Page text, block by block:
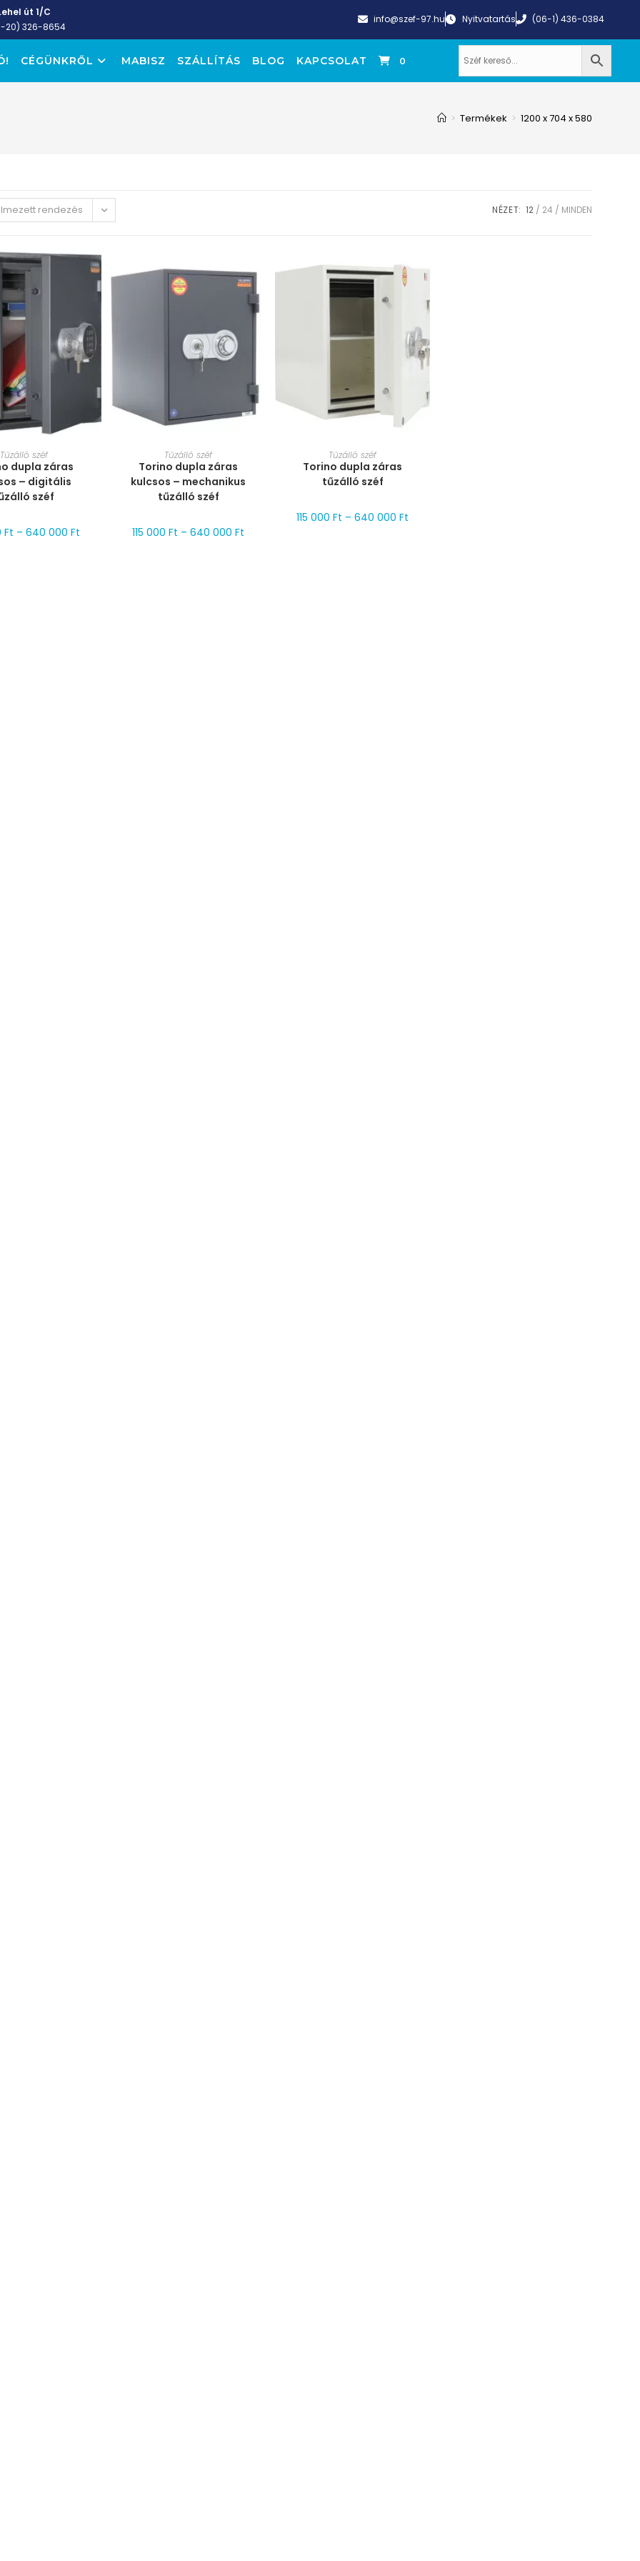
út 1/C
20) 326-8654
info@szef-97.hu Nyitvatartás (06-1) 436-0384
CÉGÜNKRŐL MABISZ SZÁLLÍTÁS BLOG KAPCSOLAT 0
> Termékek > 1200 x 704 x 580
rendezés NÉZET: 12 24 MINDEN
VÁLASZTÁSA
Tűzálló széf
dupla záras
– digitális
széf
Ft – 640 000 Ft
MÉRET VÁLASZTÁSA
Tűzálló széf
Torino dupla záras
kulcsos – mechanikus
tűzálló széf
115 000Ft –640 000Ft
MÉRET VÁLASZTÁSA
Tűzálló széf
Torino dupla záras
tűzálló széf
115 000Ft –640 000Ft